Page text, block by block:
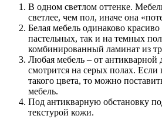
В одном светлом оттенке.
светлее, чем пол, иначе она
Белая мебель одинаково
пастельных, так и на темных
комбинированный ламинат из
Любая мебель – от
смотрится на серых полах.
такого цвета, то можно
мебель.
Под антикварную обстановку
текстурой кожи.